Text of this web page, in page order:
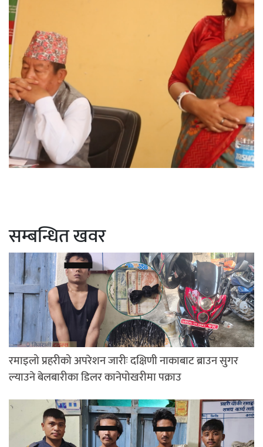
सम्बन्धित खवर
रमाइलो प्रहरीको अपरेशन जारीः दक्षिणी नाकाबाट ब्राउन सुगर
ल्याउने बेलबारीका डिलर कानेपोखरीमा पक्राउ